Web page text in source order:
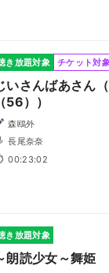
き放題対象 チケット対
いさんばあさん
（56））
森鴎外
長尾奈奈
00:23:02
き放題対象
朗読少女～舞姫